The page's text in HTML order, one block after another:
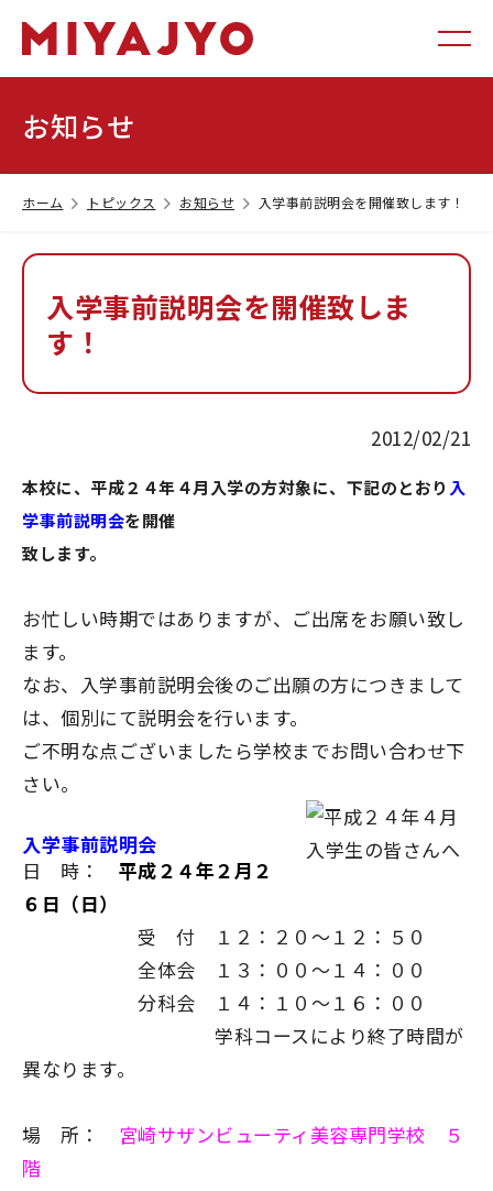
お知らせ
ホーム トピックス お知らせ 入学事前説明会を開催致します！
入学事前説明会を開催致しま
す！
2012/02/21
本校に、平成２４年４月入学の方対象に、下記のとおり 入
学事前説明会を開催
致します。
お忙しい時期ではありますが、ご出席をお願い致し
ます。
なお、入学事前説明会後のご出願の方につきまして
は、個別にて説明会を行います。
ご不明な点ございましたら学校までお問い合わせ下
さい。
入学事前説明会
日 時： 平成２４年２月２
６日（日）
受 付 １２：２０～１２：５０
全体会 １３：００～１４：００
分科会 １４：１０～１６：００
学科コースにより終了時間が
異なります。
場 所： 宮崎サザンビューティ美容専門学校 ５
階